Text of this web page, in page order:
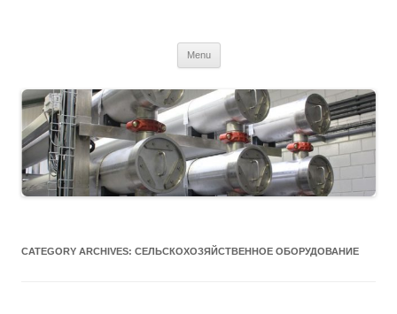
Menu
CATEGORY ARCHIVES: СЕЛЬСКОХОЗЯЙСТВЕННОЕ ОБОРУДОВАНИЕ